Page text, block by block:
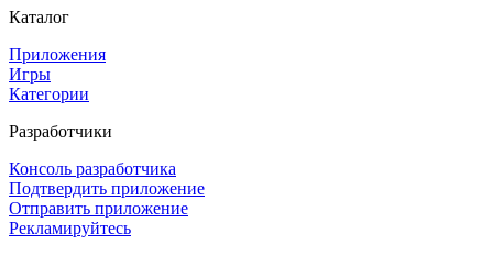
Каталог
Приложения
Игры
Категории
Разработчики
Консоль разработчика
Подтвердить приложение
Отправить приложение
Рекламируйтесь